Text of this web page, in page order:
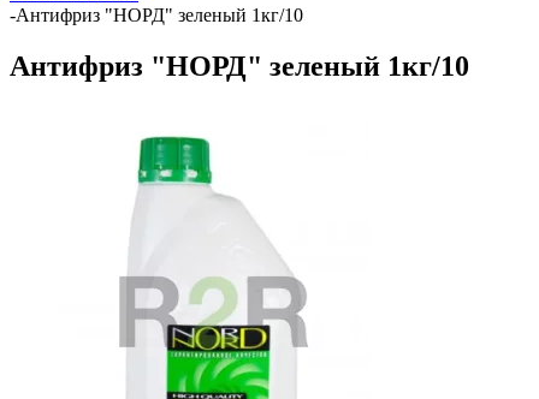
-Антифриз "НОРД" зеленый 1кг/10
Антифриз "НОРД" зеленый 1кг/10